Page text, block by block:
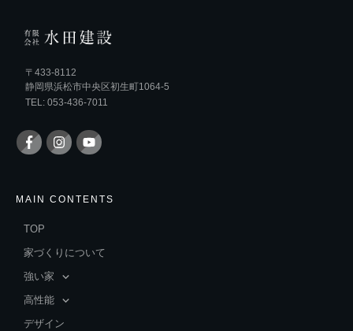
〒433-8112
静岡県浜松市中央区初生町1064-5
TEL: 053-436-7011
MAIN CONTENTS
TOP
家づくりについて
強い家
高性能
デザイン